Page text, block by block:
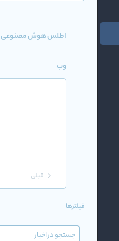
اطلس هوش مصنوعی
وب
قبلی
فیلترها